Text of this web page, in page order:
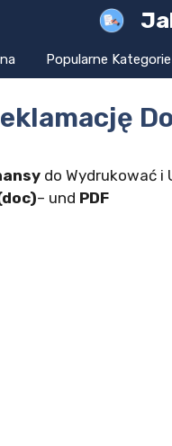
Popularne Kategorie
do Wydrukować i
– und PDF